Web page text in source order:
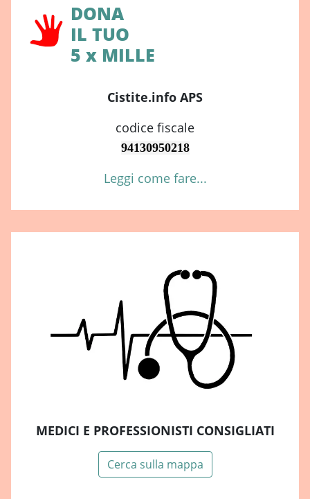
DONA
IL TUO
5 x MILLE
Cistite.info APS
codice fiscale
94130950218
Leggi come fare...
MEDICI E PROFESSIONISTI CONSIGLIATI
Cerca sulla mappa